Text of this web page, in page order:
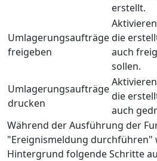
erstellt.
Umlagerungsaufträge
freigeben
die
auch
sollen.
Umlagerungsaufträge
drucken
die
auch
Während der Ausführung der
"Ereignismeldung durchführen"
Hintergrund folgende Schritte